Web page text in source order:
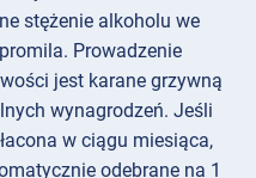
stężenie alkoholu we
Prowadzenie
jest karane grzywną
wynagrodzeń. Jeśli
w ciągu miesiąca,
odebrane na 1